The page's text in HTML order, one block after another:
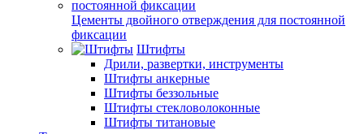
Цементы двойного отверждения для постоянной
фиксации
Штифты
Дрили, развертки, инструменты
Штифты анкерные
Штифты беззольные
Штифты стекловолоконные
Штифты титановые